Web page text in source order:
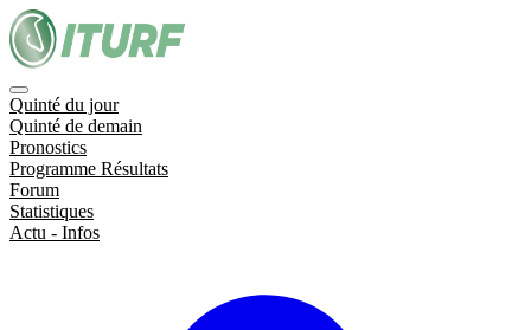
Quinté du jour
Quinté de demain
Pronostics
Programme Résultats
Forum
Statistiques
Actu - Infos